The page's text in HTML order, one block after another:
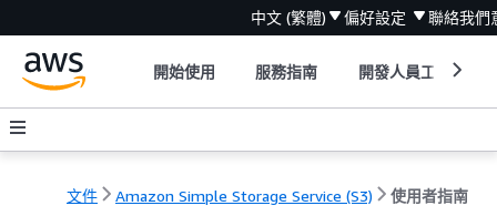
中文 (繁體) 偏好設定 聯絡我們
開始使用 服務指南 開發人員工具
文件 Amazon Simple Storage Service (S3) 使用者指南